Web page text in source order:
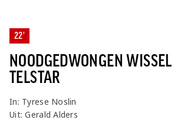
22'
NOODGEDWONGEN
TELSTAR
In: Tyrese Noslin
Uit: Gerald Alders